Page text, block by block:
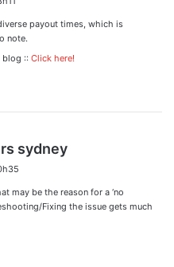
payout times, which is
note.
blog :: Click here!
sydney
:
may be the reason for a ‘no
Fixing the issue gets much